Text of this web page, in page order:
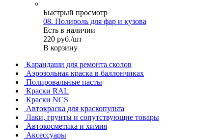
Быстрый просмотр
08. Полироль для фар и кузова
Есть в наличии
220 руб./шт
В корзину
Карандаши для ремонта сколов
Аэрозольная краска в баллончиках
Полировальные пасты
Краски RAL
Краски NCS
Автокраска для краскопульта
Лаки, грунты и сопутствующие товары
Автокосметика и химия
Аксессуары